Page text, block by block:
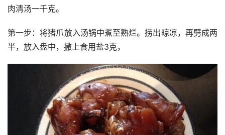
肉清汤一千克。
第一步：将猪爪放入汤锅中煮至熟烂。捞出晾凉，再劈成两
半，放入盘中，撒上食用盐3克，